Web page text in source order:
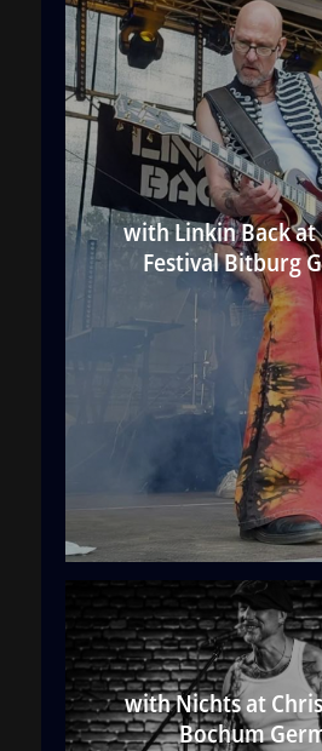
with Linkin Back
Festival Bitburg
with Nichts at
Bochum